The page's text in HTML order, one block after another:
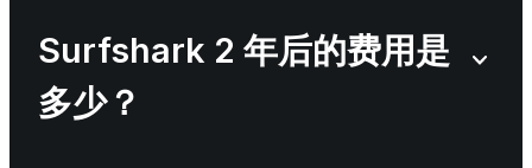
Surfshark 2 年后的费用是
多少？